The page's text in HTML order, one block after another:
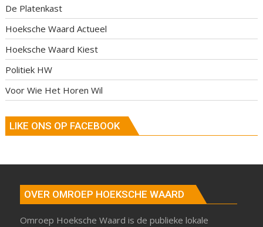
De Platenkast
Hoeksche Waard Actueel
Hoeksche Waard Kiest
Politiek HW
Voor Wie Het Horen Wil
LIKE ONS OP FACEBOOK
OVER OMROEP HOEKSCHE WAARD
Omroep Hoeksche Waard is de publieke lokale